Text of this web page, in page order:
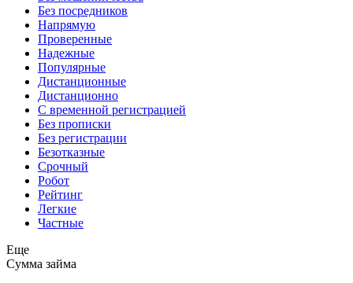
Без посредников
Напрямую
Проверенные
Надежные
Популярные
Дистанционные
Дистанционно
С временной регистрацией
Без прописки
Без регистрации
Безотказные
Срочный
Робот
Рейтинг
Легкие
Частные
Еще
Сумма займа